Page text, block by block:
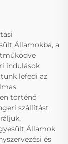
Államokba, a
indulások
lefedi az
történő
szállítást
Államok
és